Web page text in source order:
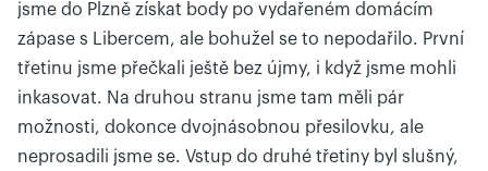
jsme do Plzně získat body po vydařeném domácím
zápase s Libercem, ale bohužel se to nepodařilo. První
třetinu jsme přečkali ještě bez újmy, i když jsme mohli
inkasovat. Na druhou stranu jsme tam měli pár
možnosti, dokonce dvojnásobnou přesilovku, ale
neprosadili jsme se. Vstup do druhé třetiny byl slušný,